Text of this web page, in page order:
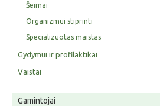
Šeimai
Organizmui stiprinti
Specializuotas maistas
Gydymui ir profilaktikai
Vaistai
Gamintojai